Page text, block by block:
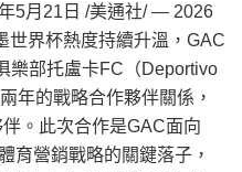
5月21日 /美通社/ — 2026
世界杯熱度持續升溫，GAC
樂部托盧卡FC（Deportivo
年的戰略合作夥伴關係，
。此次合作是GAC面向
育營銷戰略的關鍵落子，